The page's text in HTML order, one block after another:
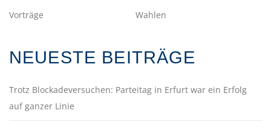
Vorträge
Wahlen
NEUESTE BEITRÄGE
Trotz Blockadeversuchen: Parteitag in Erfurt war ein Erfolg
auf ganzer Linie